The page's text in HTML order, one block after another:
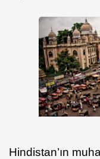
Hindistan’ın